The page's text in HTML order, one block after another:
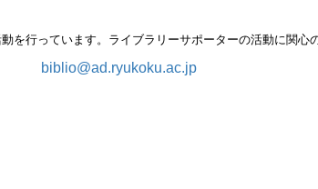
を行っています。ライブラリーサポーターの活動に関心
biblio@ad.ryukoku.ac.jp